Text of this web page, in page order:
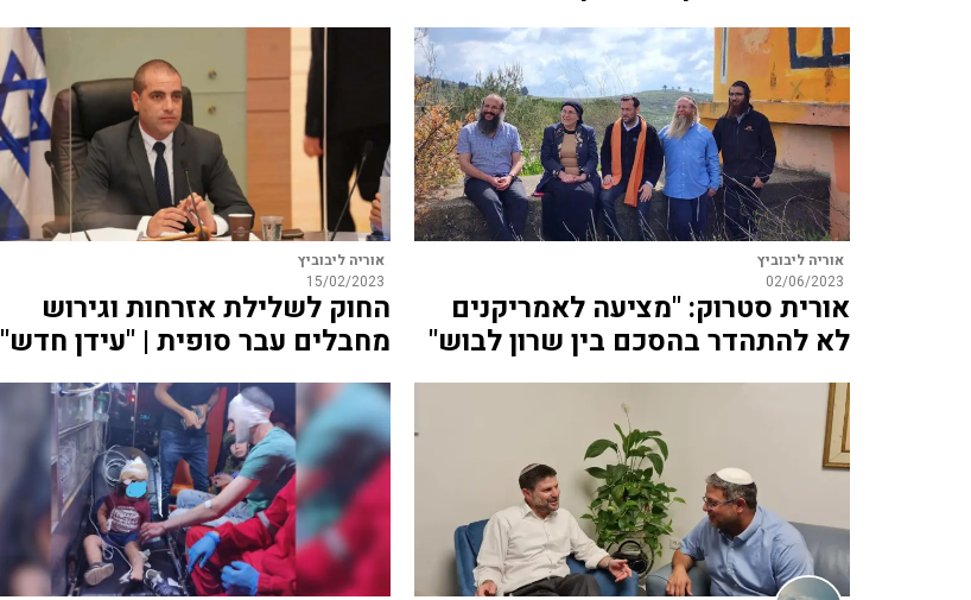
אוריה ליבוביץ
02/06/2023
אורית סטרוק: "מציעה לאמריקנים
לא להתהדר בהסכם בין שרון לבוש"
אוריה ליבוביץ
15/02/2023
החוק לשלילת אזרחות וגירוש
מחבלים עבר סופית | "עידן חדש"